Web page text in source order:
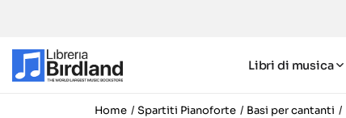
Libri di musica
Home Spartiti Pianoforte Basi per cantanti